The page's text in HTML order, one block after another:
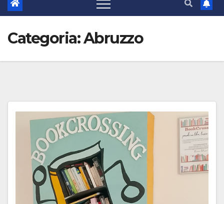
Categoria:Abruzzo